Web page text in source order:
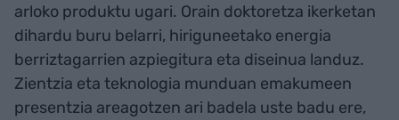
arloko produktu ugari. Orain doktoretza ikerketan
dihardu buru belarri, hiriguneetako energia
berriztagarrien azpiegitura eta diseinua landuz.
Zientzia eta teknologia munduan emakumeen
presentzia areagotzen ari badela uste badu ere,